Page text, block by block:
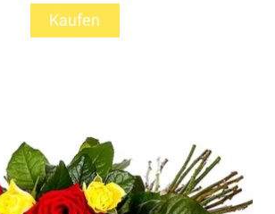
Kaufen